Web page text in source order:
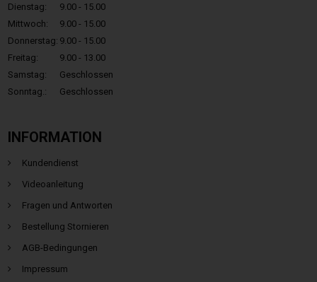
Dienstag:
9.00 - 15.00
Mittwoch:
9.00 - 15.00
Donnerstag: 9.00 - 15.00
Freitag:
9.00 - 13.00
Samstag:
Geschlossen
Sonntag.:
Geschlossen
INFORMATION
Kundendienst
Videoanleitung
Fragen und Antworten
Bestellung Stornieren
AGB-Bedingungen
Impressum